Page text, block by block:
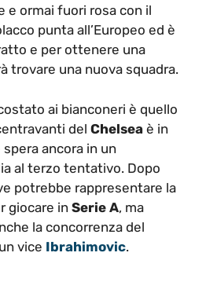
ormai fuori rosa con il
punta all’Europeo ed è
e per ottenere una
trovare una nuova squadra.
ai bianconeri è quello
del Chelsea è in
spera ancora in un
al terzo tentativo. Dopo
potrebbe rappresentare la
giocare in Serie A, ma
la concorrenza del
vice Ibrahimovic.